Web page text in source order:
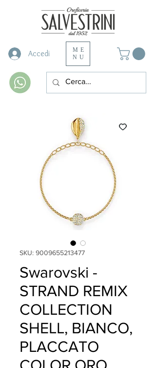
Accedi
ME
NU
SKU: 9009655213477
Swarovski -
STRAND REMIX
COLLECTION
SHELL, BIANCO,
PLACCATO